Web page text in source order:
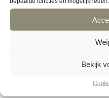
Bekijk
GEPERSONALISEERD
GEPERSONALISEERDE
HOUT